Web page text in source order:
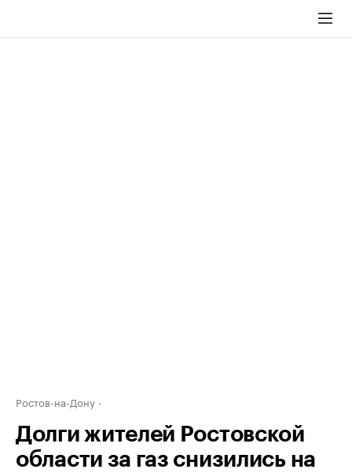
Ростов-на-Дону
Долги жителей Ростовской
области за газ снизились на